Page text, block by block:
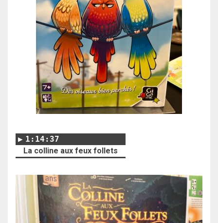
1:14:37
La colline aux feux follets